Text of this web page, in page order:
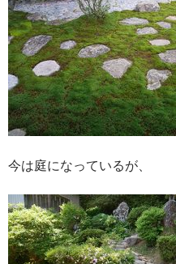
今は庭になっているが、